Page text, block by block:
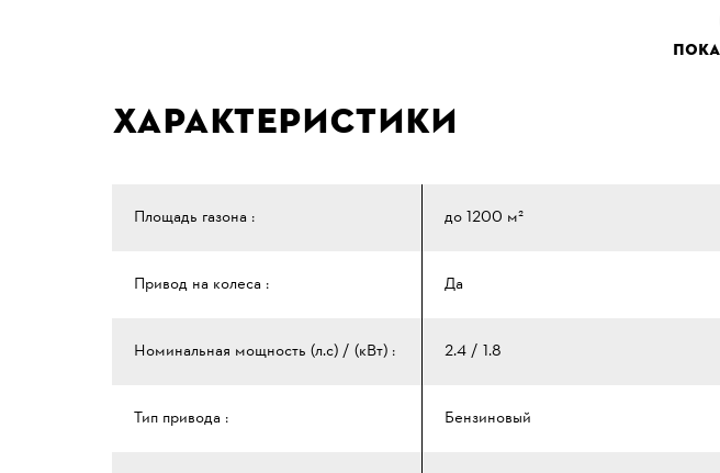
Характеристики
Площадь газона : до 1200 м²
Привод на колеса : Да
Номинальная мощность (л.с) / (кВт) : 2.4 / 1.8
Тип привода : Бензиновый